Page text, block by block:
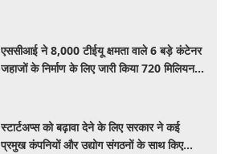
एससीआई ने 8,000 टीईयू क्षमता वाले 6 बड़े कंटेनर
जहाजों के निर्माण के लिए जारी किया 720 मिलियन
स्टार्टअप्स को बढ़ावा देने के लिए सरकार ने कई
प्रमुख कंपनियों और उद्योग संगठनों के साथ किए